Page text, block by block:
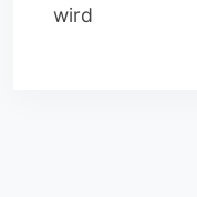
wird